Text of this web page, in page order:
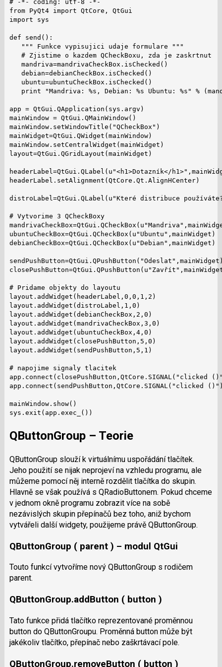
# -*- coding: utf-8 -*-
from PyQt4 import QtCore, QtGui
import sys
def send():
   """ Funkce vypisujici udaje formulare """
   # Zjistime o kazdem QCheckBoxu, zda je zaskrtnut
   mandriva=mandrivaCheckBox.isChecked()
   debian=debianCheckBox.isChecked()
   ubuntu=ubuntuCheckBox.isChecked()
print "Mandriva: %s, Debian: %s Ubuntu: %s" %
app = QtGui.QApplication(sys.argv)
mainWindow = QtGui.QMainWindow()
mainWindow.setWindowTitle("QCheckBox")
mainWidget=QtGui.QWidget(mainWindow)
mainWindow.setCentralWidget(mainWidget)
layout=QtGui.QGridLayout(mainWidget)
headerLabel=QtGui.QLabel(u"<h1>Dotazník</
headerLabel.setAlignment(QtCore.Qt.AlignHCenter)
distroLabel=QtGui.QLabel(u"Které distribuce
# Vytvorime 3 QCheckBoxy
ubuntuCheckBox=QtGui.QCheckBox(u"Ubuntu",mainWidget)
debianCheckBox=QtGui.QCheckBox(u"Debian",mainWidget)
# Pridame objekty do layoutu
layout.addWidget(headerLabel,0,0,1,2)
layout.addWidget(distroLabel,1,0)
layout.addWidget(debianCheckBox,2,0)
layout.addWidget(mandrivaCheckBox,3,0)
layout.addWidget(ubuntuCheckBox,4,0)
layout.addWidget(closePushButton,5,0)
layout.addWidget(sendPushButton,5,1)
# napojime signaly tlacitek
app.connect(closePushButton,QtCore.SIGNAL("clicked
app.connect(sendPushButton,QtCore.SIGNAL("clicked
mainWindow.show()
sys.exit(app.exec_())
QButtonGroup – Teorie
QButtonGroup slouží k virtuálnímu uspořádání tlačítek.
Jeho použití se nijak neprojeví na vzhledu programu, ale
můžeme pomocí něj interně rozdělit tlačítka do skupin.
Hlavně se však používá s QRadioButtonem. Pokud chceme
v jednom okně programu zobrazit více na sobě
nezávislých skupin přepínačů bez toho, aniž bychom
vytvářeli další widgety, použijeme právě QButtonGroup.
QButtonGroup ( parent ) – modul QtGui
Touto funkcí vytvoříme nový QButtonGroup s rodičem
parent.
QButtonGroup.addButton ( button )
Tato funkce přidá tlačítko reprezentované proměnnou
button do QButtonGroupu. Proměnná button může být
jakékoliv tlačítko, přepínač nebo zaškrtávací pole.
QButtonGroup.removeButton ( button )